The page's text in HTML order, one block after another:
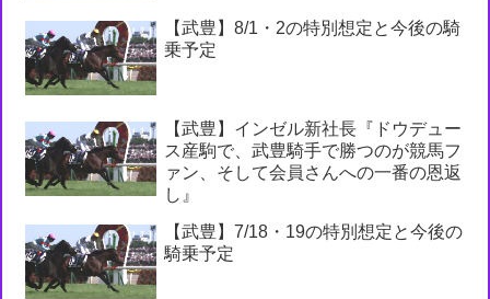
【武豊】8/1・2の特別想定と今後の騎
乗予定
【武豊】インゼル新社長『ドウデュー
ス産駒で、武豊騎手で勝つのが競馬フ
ァン、そして会員さんへの一番の恩返
し』
【武豊】7/18・19の特別想定と今後の
騎乗予定